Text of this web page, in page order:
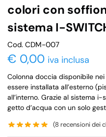
colori con
sistema I-
Cod. CDM-007
€ 0,00 iva inclusa
Colonna doccia disponibile
essere installata all’esterno
all’interno. Grazie al sistema
getto d’acqua con un solo
(8 recensioni dei